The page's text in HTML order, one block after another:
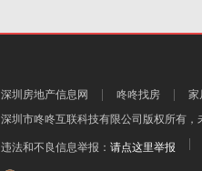
深圳房地产信息网 咚咚找房 家
深圳市咚咚互联科技有限公司 版权所有，
违法和不良信息举报： 请点这里举报